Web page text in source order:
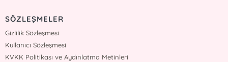
SÖZLEŞMELER
Gizlilik Sözleşmesi
Kullanıcı Sözleşmesi
KVKK Politikası ve Aydınlatma Metinleri